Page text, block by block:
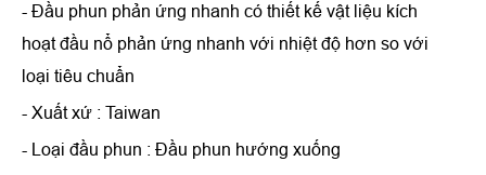
- Đầu phun phản ứng nhanh có thiết kế vật liệu kích
hoạt đầu nổ phản ứng nhanh với nhiệt độ hơn so với
loại tiêu chuẩn
- Xuất xứ : Taiwan
- Loại đầu phun : Đầu phun hướng xuống